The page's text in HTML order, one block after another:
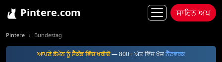
Pintere.com ਸਾਇਨ ਅਪ
Pintere Bundestag
ਆਪਣੇ ਡੋਮੇਨ ਨੂੰ ਸੈਕੰਡ ਵਿੱਚ ਖਰੀਦੋ— 800+ ਅੰਤ ਵਿੱਚ ਖੋਜਨੈੱਟਵਰਕ